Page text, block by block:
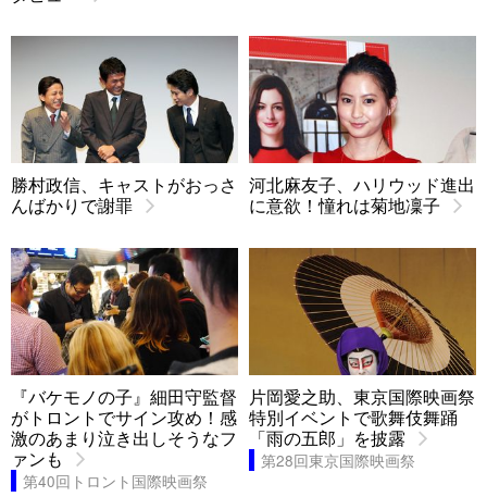
勝村政信、キャストがおっさ
んばかりで謝罪
河北麻友子、ハリウッド進出
に意欲！憧れは菊地凜子
『バケモノの子』細田守監督
がトロントでサイン攻め！感
激のあまり泣き出しそうなフ
ァンも
第40回トロント国際映画祭
片岡愛之助、東京国際映画祭
特別イベントで歌舞伎舞踊
「雨の五郎」を披露
第28回東京国際映画祭